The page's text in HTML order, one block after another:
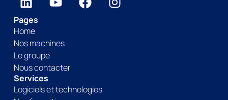
Pages
Home
Nos machines
Le groupe
Nous contacter
Services
Logiciels et technologies